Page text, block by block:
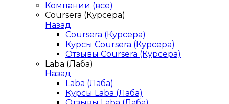
Компании (все)
Coursera (Курсера)
Назад
Coursera (Курсера)
Курсы Coursera (Курсера)
Отзывы Coursera (Курсера)
Laba (Лаба)
Назад
Laba (Лаба)
Курсы Laba (Лаба)